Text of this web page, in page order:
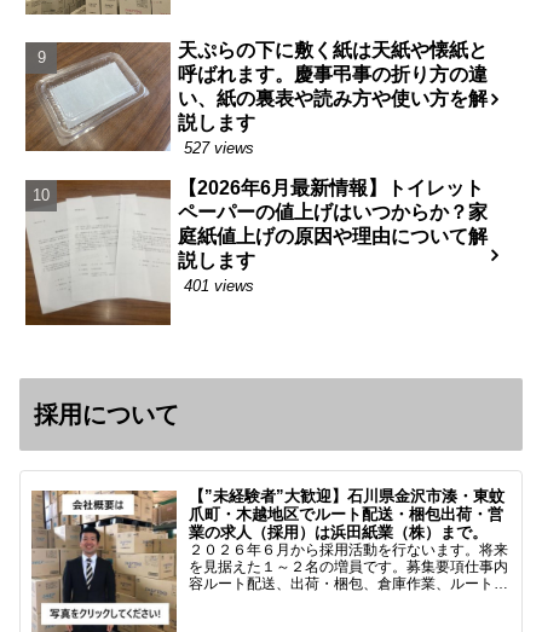
天ぷらの下に敷く紙は天紙や懐紙と
呼ばれます。慶事弔事の折り方の違
い、紙の裏表や読み方や使い方を解
説します
527 views
【2026年6月最新情報】トイレット
ペーパーの値上げはいつからか？家
庭紙値上げの原因や理由について解
説します
401 views
採用について
【”未経験者”大歓迎】石川県金沢市湊・東蚊
爪町・木越地区でルート配送・梱包出荷・営
業の求人（採用）は浜田紙業（株）まで。
２０２６年６月から採用活動を行ないます。将来
を見据えた１～２名の増員です。募集要項仕事内
容ルート配送、出荷・梱包、倉庫作業、ルート営